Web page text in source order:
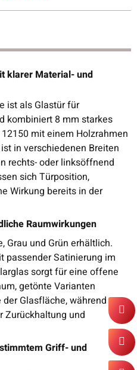
klarer Material- und
ist als Glastür für
kombiniert 8 mm starkes
mit einem Holzrahmen
in verschiedenen Breiten
rechts- oder linksöffnend
sich Türposition,
Wirkung bereits in der
Raumwirkungen
Grau und Grün erhältlich.
passender Satinierung im
sorgt für eine offene
getönte Varianten
Glasfläche, während
Zurückhaltung und
Griff- und